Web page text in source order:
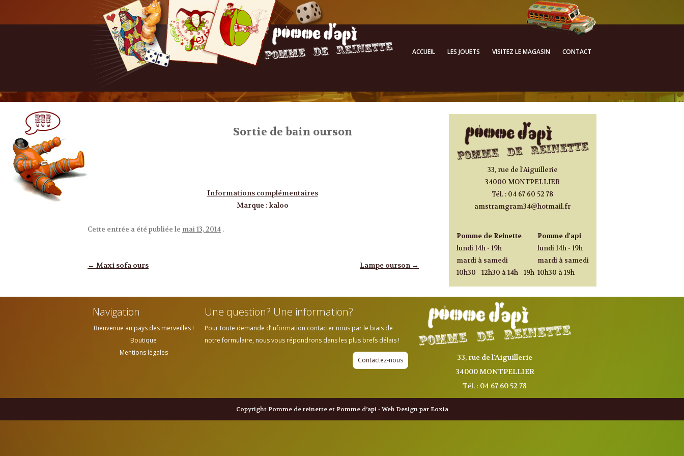
ACCUEIL LES JOUETS VISITEZ LE MAGASIN CONTACT
Sortie de bain ourson
Informations complémentaires
Marque :kaloo
Cette entrée a été publiée le mai 13, 2014 .
Navigation des articles
← Maxi sofa ours Lampe ourson →
33, rue de l'Aiguillerie
34000 MONTPELLIER
Tél. : 04 67 60 52 78
amstramgram34@hotmail.fr
Pomme de Reinette
lundi 14h - 19h
mardi à samedi
10h30 - 12h30 à 14h - 19h
Pomme d'api
lundi 14h - 19h
mardi à samedi
10h30 à 19h
Navigation
Bienvenue au pays des merveilles !
Boutique
Mentions légales
Une question? Une information?
Pour toute demande d’information contacter nous par le biais de
notre formulaire, nous vous répondrons dans les plus brefs délais !
Contactez-nous
33, rue de l'Aiguillerie
34000 MONTPELLIER
Tél. : 04 67 60 52 78
Copyright Pomme de reinette et Pomme d’api - Web Design par Eoxia